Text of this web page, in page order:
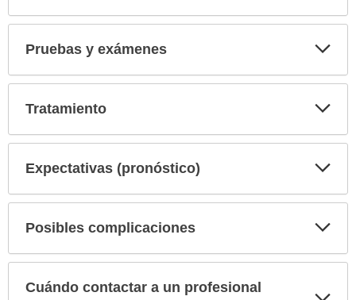
Pruebas y exámenes
Tratamiento
Expectativas (pronóstico)
Posibles complicaciones
Cuándo contactar a un profesional